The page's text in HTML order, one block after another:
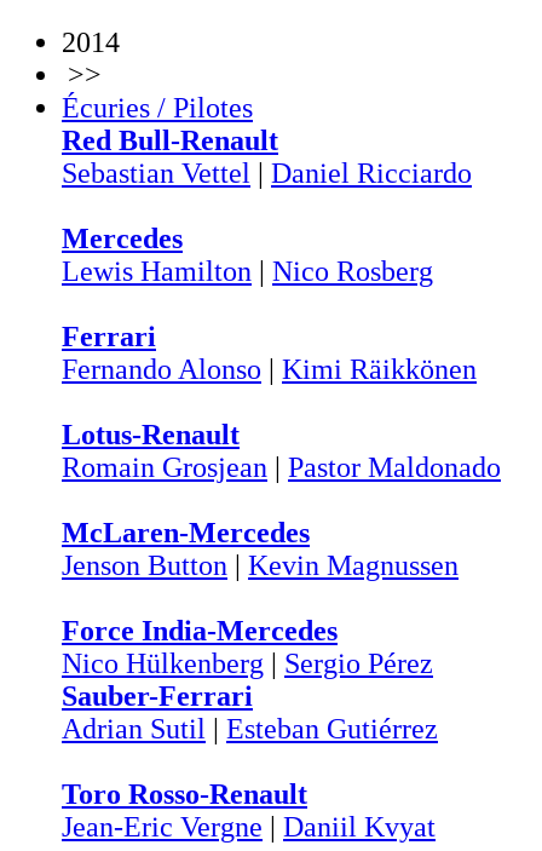
2014
>>
Écuries / Pilotes
Red Bull-Renault
Sebastian Vettel | Daniel Ricciardo
Mercedes
Lewis Hamilton | Nico Rosberg
Ferrari
Fernando Alonso | Kimi Räikkönen
Lotus-Renault
Romain Grosjean | Pastor Maldonado
McLaren-Mercedes
Jenson Button | Kevin Magnussen
Force India-Mercedes
Nico Hülkenberg | Sergio Pérez
Sauber-Ferrari
Adrian Sutil | Esteban Gutiérrez
Toro Rosso-Renault
Jean-Eric Vergne | Daniil Kvyat